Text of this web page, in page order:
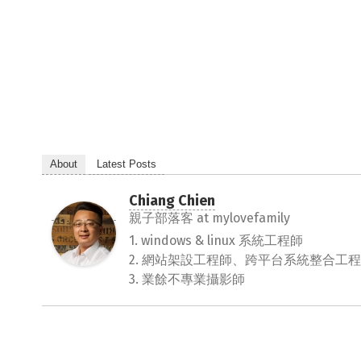
About Latest Posts
Chiang Chien
親子部落客 at mylovefamily
1. windows & linux 系統工程師
2. 網站架設工程師、跨平台系統整合工
3. 業餘不專業攝影師